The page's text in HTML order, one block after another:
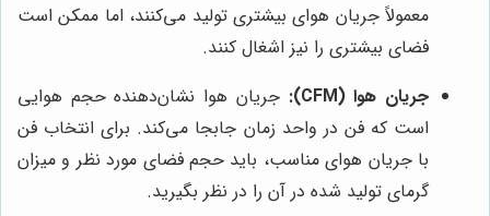
معمولاً جریان هوای بیشتری تولید می‌کنند، اما ممکن است
فضای بیشتری را نیز اشغال کنند.
جریان هوا (CFM):
جریان هوا نشان‌دهنده حجم هوایی
است که فن در واحد زمان جابجا می‌کند. برای انتخاب فن
با جریان هوای مناسب، باید حجم فضای مورد نظر و میزان
گرمای تولید شده در آن را در نظر بگیرید.